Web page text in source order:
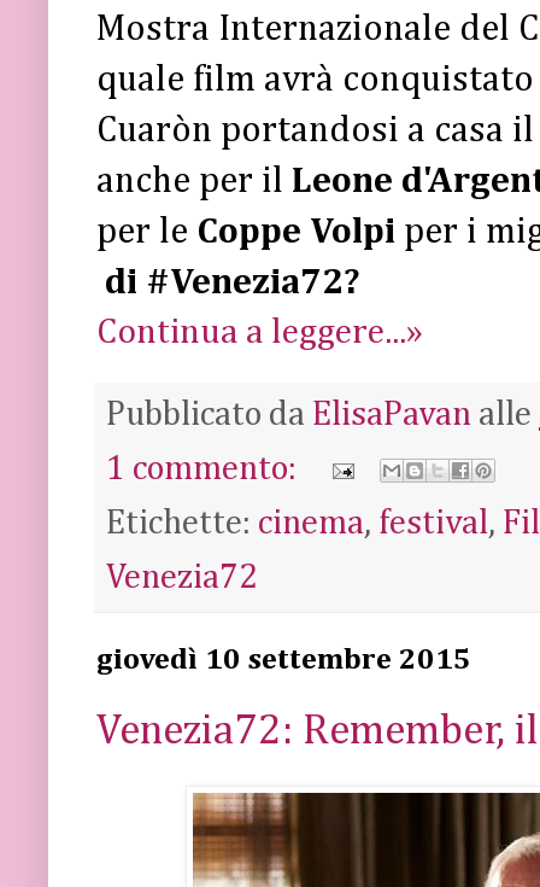
Mostra Internazionale del
quale film avrà
Cuaròn portandosi a casa il
anche per il Leone
per le Coppe Volpi per i
di #Venezia72?
Continua a leggere...»
Pubblicato da ElisaPavan alle
1 commento:
Etichette: cinema, festival,
Venezia72
giovedì 10 settembre 2015
Venezia72: Remember,